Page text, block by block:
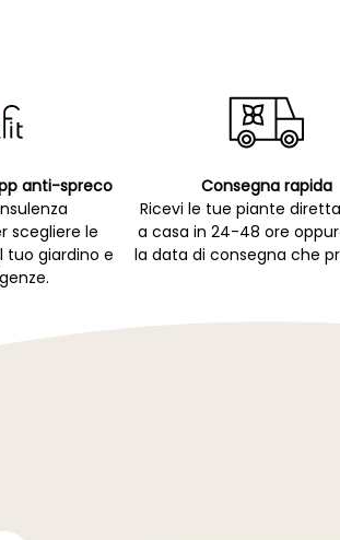
anti-spreco
scegliere le
tuo giardino e
Consegna rapida
Ricevi le tue piante
a casa in 24-48 ore
la data di consegna che